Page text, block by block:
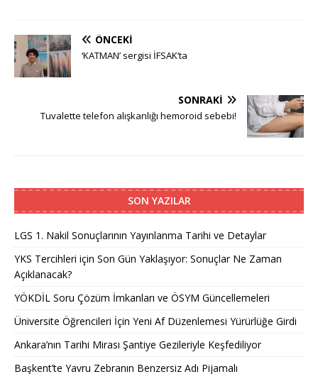
ÖNCEKI
‘KATMAN’ sergisi İFSAK’ta
SONRAKI
Tuvalette telefon alışkanlığı hemoroid sebebi!
SON YAZILAR
LGS 1. Nakil Sonuçlarının Yayınlanma Tarihi ve Detaylar
YKS Tercihleri için Son Gün Yaklaşıyor: Sonuçlar Ne Zaman
Açıklanacak?
YÖKDİL Soru Çözüm İmkanları ve ÖSYM Güncellemeleri
Üniversite Öğrencileri İçin Yeni Af Düzenlemesi Yürürlüğe Girdi
Ankara’nın Tarihi Mirası Şantiye Gezileriyle Keşfediliyor
Başkent’te Yavru Zebranın Benzersiz Adı Pijamalı